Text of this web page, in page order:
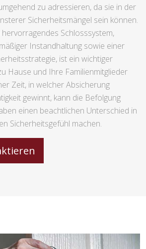
zu adressieren, da sie in der
Sicherheitsmängel sein können.
Schlosssystem,
Instandhaltung sowie einer
ist ein wichtiger
Hause und Ihre Familienmitglieder
Zeit, in welcher Absicherung
gewinnt, kann die Befolgung
einen beachtlichen Unterschied in
Sicherheitsgefühl machen.